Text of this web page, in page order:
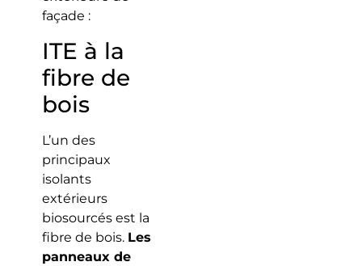
façade :
ITE à la
fibre de
bois
L’un des
principaux
isolants
extérieurs
biosourcés est la
fibre de bois. Les
panneaux de